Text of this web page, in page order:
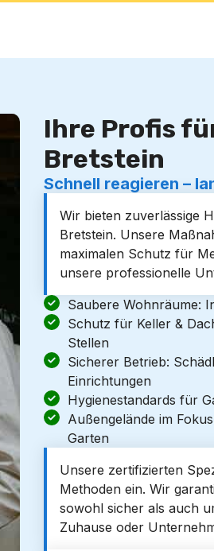
Ihre Profis
Bretstein
Schnell reagieren –
Wir bieten zuverlässige
Bretstein. Unsere
maximalen Schutz für
unsere professionelle
Saubere Wohnräume:
Schutz für Keller &
Stellen
Sicherer Betrieb:
Einrichtungen
Hygienestandards für
Außengelände im
Garten
Unsere zertifizierten
Methoden ein. Wir
sowohl sicher als auch
Zuhause oder